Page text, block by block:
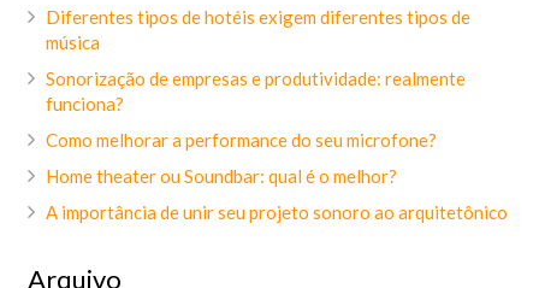
Diferentes tipos de hotéis exigem diferentes tipos de
música
Sonorização de empresas e produtividade: realmente
funciona?
Como melhorar a performance do seu microfone?
Home theater ou Soundbar: qual é o melhor?
A importância de unir seu projeto sonoro ao arquitetônico
Arquivo